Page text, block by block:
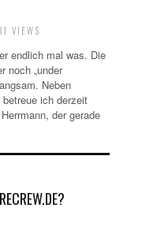
VIEWS
endlich mal was. Die
noch „under
Neben
ich derzeit
der gerade